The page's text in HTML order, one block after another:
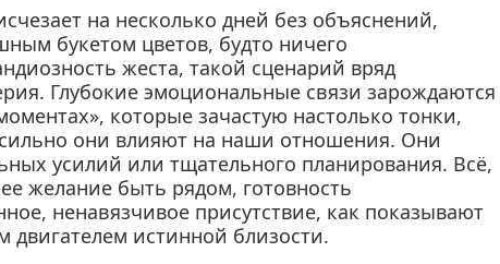
на несколько дней без объяснений,
букетом цветов, будто ничего
жеста, такой сценарий вряд
Глубокие эмоциональные связи зарождаются
которые зачастую настолько тонки,
они влияют на наши отношения. Они
усилий или тщательного планирования. Всё,
желание быть рядом, готовность
ненавязчивое присутствие, как показывают
двигателем истинной близости.